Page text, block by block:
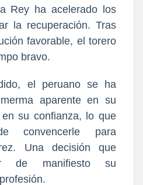
Rey ha acelerado los
la recuperación. Tras
favorable, el torero
bravo.
el peruano se ha
aparente en su
su confianza, lo que
convencerle para
Una decisión que
de manifiesto su